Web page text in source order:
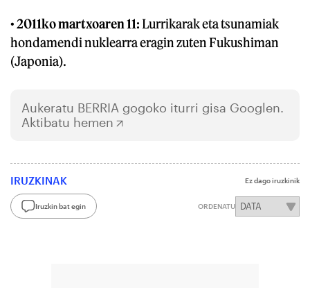
•2011ko martxoaren 11:Lurrikarak eta tsunamiak
hondamendi nuklearra eragin zuten Fukushiman
(Japonia).
Aukeratu BERRIA gogoko iturri gisa Googlen.
Aktibatu hemen
IRUZKINAK Ez dago iruzkinik
Iruzkin bat egin ORDENATU